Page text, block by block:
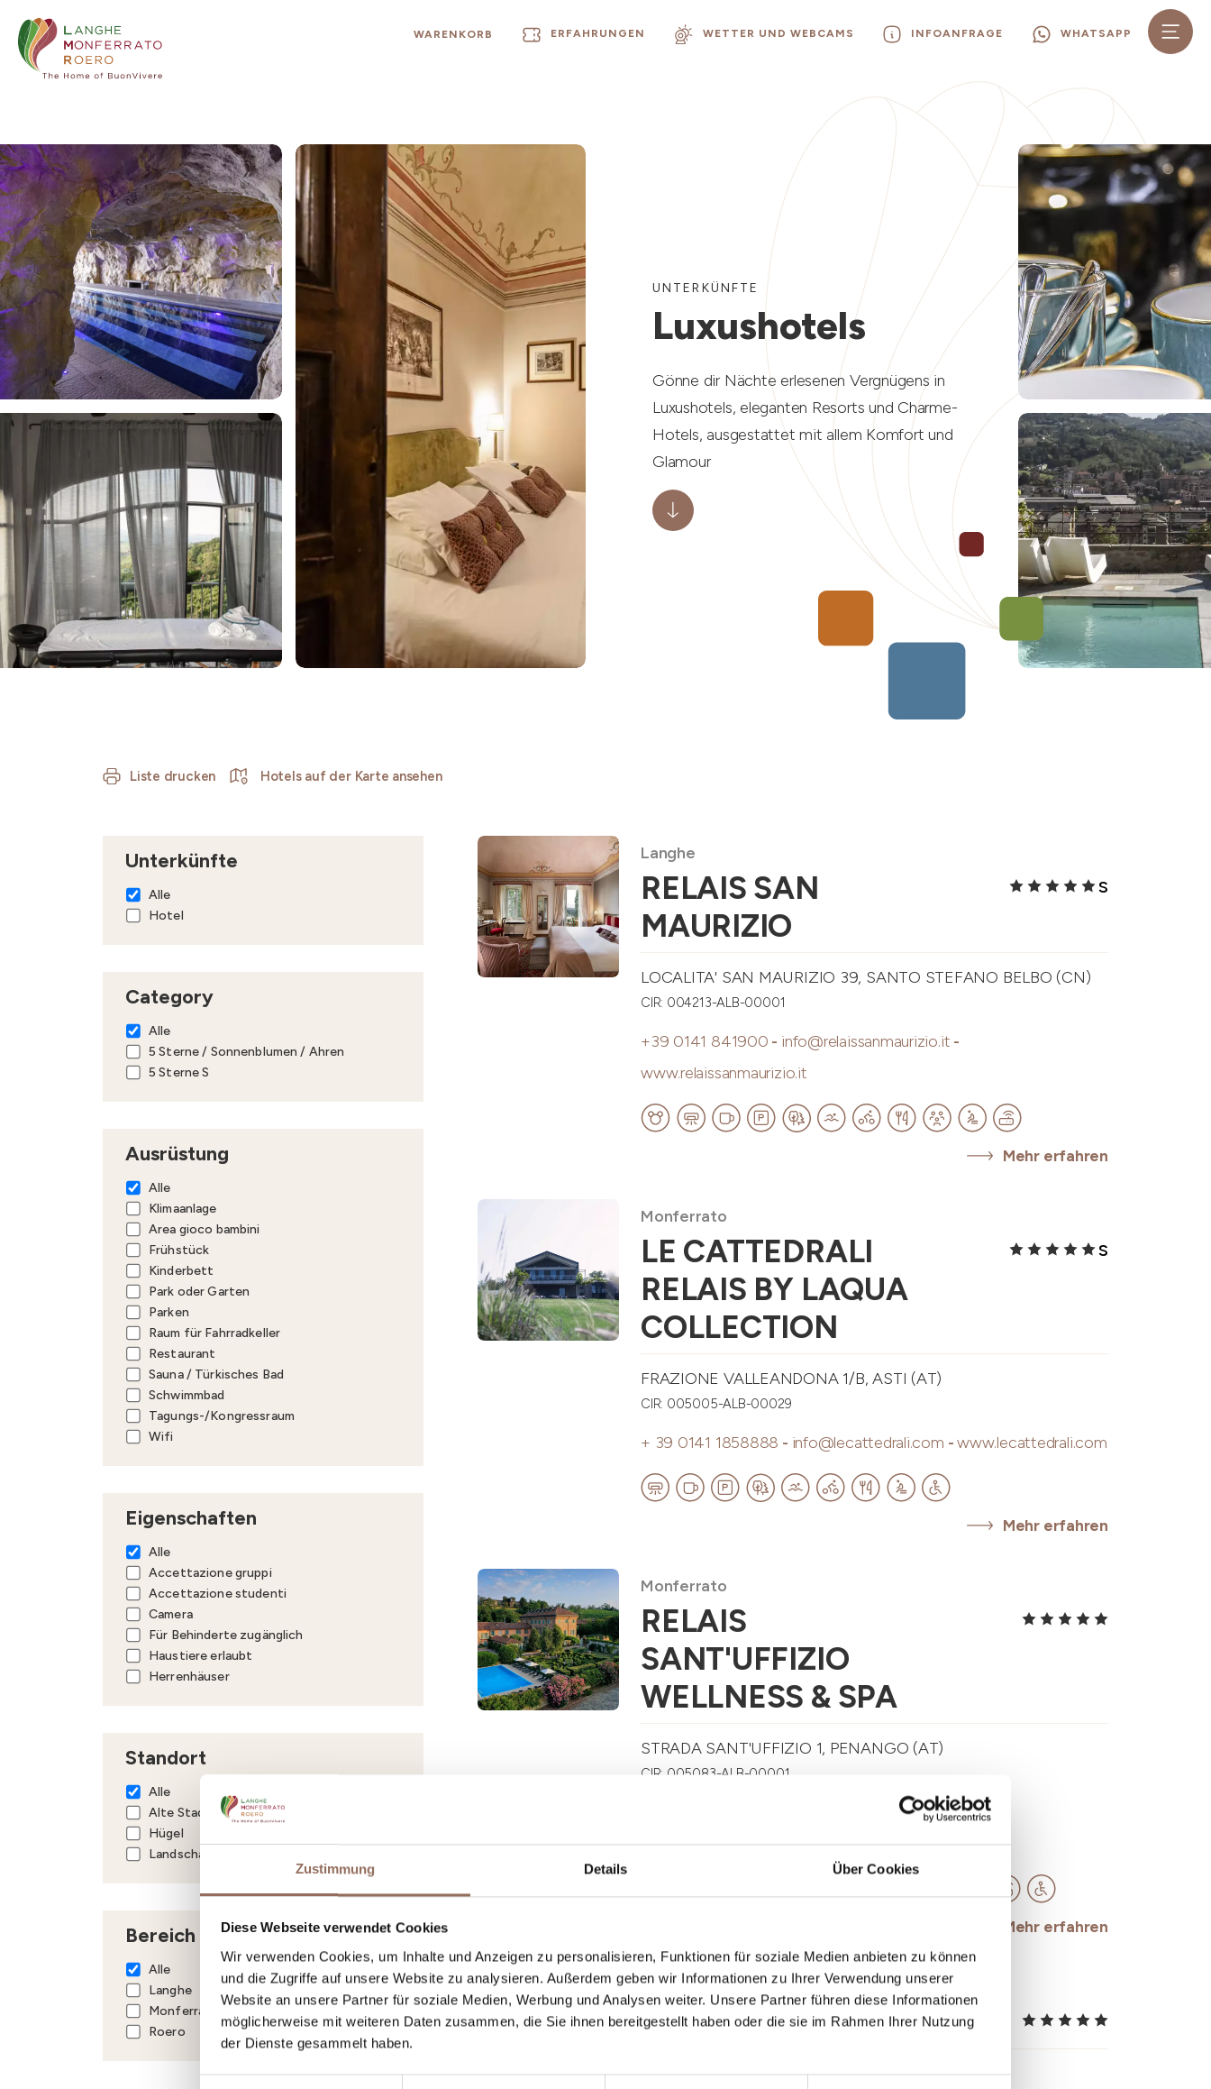
Zustimmung Details Über Cookies
Diese Webseite verwendet Cookies
Wir verwenden Cookies, um Inhalte und Anzeigen zu personalisieren, Funktionen für soziale Medien anbieten zu können
und die Zugriffe auf unsere Website zu analysieren. Außerdem geben wir Informationen zu Ihrer Verwendung unserer
Website an unsere Partner für soziale Medien, Werbung und Analysen weiter. Unsere Partner führen diese Informationen
möglicherweise mit weiteren Daten zusammen, die Sie ihnen bereitgestellt haben oder die sie im Rahmen Ihrer Nutzung
der Dienste gesammelt haben.
WARENKORB ERFAHRUNGEN WETTER UND WEBCAMS INFOANFRAGE WHATSAPP
UNTERKÜNFTE
Luxushotels
Gönne dir Nächte erlesenen Vergnügens in
Luxushotels, eleganten Resorts und Charme-
Hotels, ausgestattet mit allem Komfort und
Glamour
Liste drucken Hotels auf der Karte ansehen
Unterkünfte
Alle
Hotel
Category
Alle
5 Sterne / Sonnenblumen / Ahren
5 Sterne S
Ausrüstung
Alle
Klimaanlage
Area gioco bambini
Frühstück
Kinderbett
Park oder Garten
Parken
Raum für Fahrradkeller
Restaurant
Sauna / Türkisches Bad
Schwimmbad
Tagungs-/Kongressraum
Wifi
Eigenschaften
Alle
Accettazione gruppi
Accettazione studenti
Camera
Für Behinderte zugänglich
Haustiere erlaubt
Herrenhäuser
Standort
Alle
Alte Stadt
Hügel
Landschaft
Bereich
Alle
Langhe
Monferrato
Roero
Langhe
RELAIS SAN
MAURIZIO
S
LOCALITA' SAN MAURIZIO 39, SANTO STEFANO BELBO (CN)
CIR: 004213-ALB-00001
+39 0141 841900 - info@relaissanmaurizio.it -
www.relaissanmaurizio.it
Mehr erfahren
Monferrato
LE CATTEDRALI
RELAIS BY LAQUA
COLLECTION
S
FRAZIONE VALLEANDONA 1/B, ASTI (AT)
CIR: 005005-ALB-00029
+ 39 0141 1858888 - info@lecattedrali.com -www.lecattedrali.com
Mehr erfahren
Monferrato
RELAIS
SANT'UFFIZIO
WELLNESS & SPA
STRADA SANT'UFFIZIO 1, PENANGO (AT)
CIR: 005083-ALB-00001
info.rsu@ldchotels.com-
www.relaissantuffizio.com
Mehr erfahren
Langhe
CASA DI LANGA
LOCALITA' TALLORIA 1, CERRETTO LANGHE (CN)